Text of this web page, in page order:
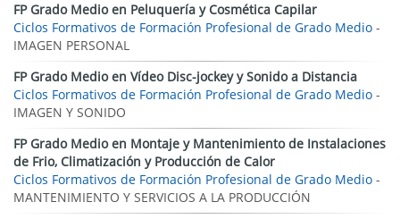
FP Grado Medio en Peluquería y Cosmética Capilar
Ciclos Formativos de Formación Profesional de Grado Medio -
IMAGEN PERSONAL
FP Grado Medio en Vídeo Disc-jockey y Sonido a Distancia
Ciclos Formativos de Formación Profesional de Grado Medio -
IMAGEN Y SONIDO
FP Grado Medio en Montaje y Mantenimiento de Instalaciones
de Frio, Climatización y Producción de Calor
Ciclos Formativos de Formación Profesional de Grado Medio -
MANTENIMIENTO Y SERVICIOS A LA PRODUCCIÓN